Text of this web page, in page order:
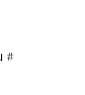
＃